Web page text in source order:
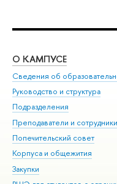
О КАМПУСЕ
Сведения об
Руководство и структура
Подразделения
Преподаватели и сотрудники
Попечительский совет
Корпуса и общежития
Закупки